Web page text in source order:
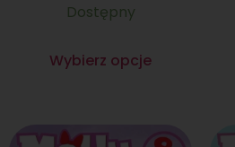
Dostępny
Wybierz opcje